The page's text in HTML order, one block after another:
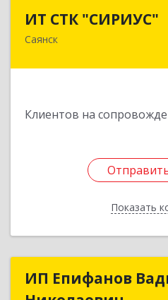
ИТ СТК "СИРИУС"
Саянск
Клиентов на
Показать
666303, Иркутская
ИП ЕпифановИП